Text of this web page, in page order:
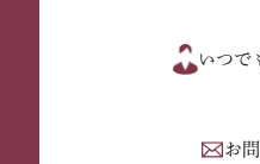
いつで
お